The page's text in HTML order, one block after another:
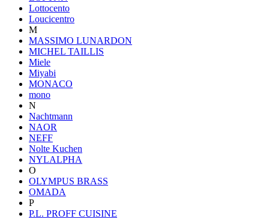
Lottocento
Loucicentro
M
MASSIMO LUNARDON
MICHEL TAILLIS
Miele
Miyabi
MONACO
mono
N
Nachtmann
NAOR
NEFF
Nolte Kuchen
NYLALPHA
O
OLYMPUS BRASS
OMADA
P
P.L. PROFF CUISINE